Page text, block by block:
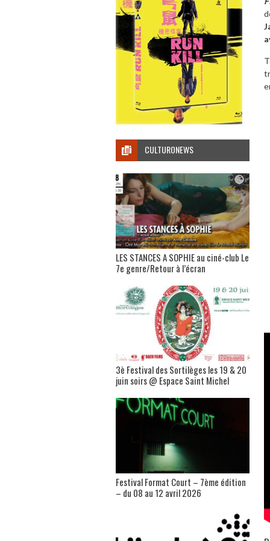
CULTURONEWS
LES STANCES A SOPHIE au ciné-club Le
7e genre/Retour à l’écran
3è Festival des Sortilèges les 19 & 20
juin soirs @ Espace Saint Michel
Festival Format Court – 7ème édition
– du 08 au 12 avril 2026